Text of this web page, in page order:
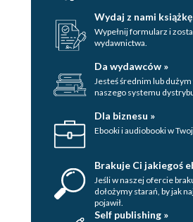
Wydaj z nami książkę
Wypełnij formularz i
wydawnictwa.
Da wydawców »
Jesteś średnim lub dużym
naszego systemu
Dla biznesu »
Ebooki i audiobooki w
Brakuje Ci jakiegoś
Jeśli w naszej ofercie
dołożymy starań, by jak
pojawił.
Self publishing »